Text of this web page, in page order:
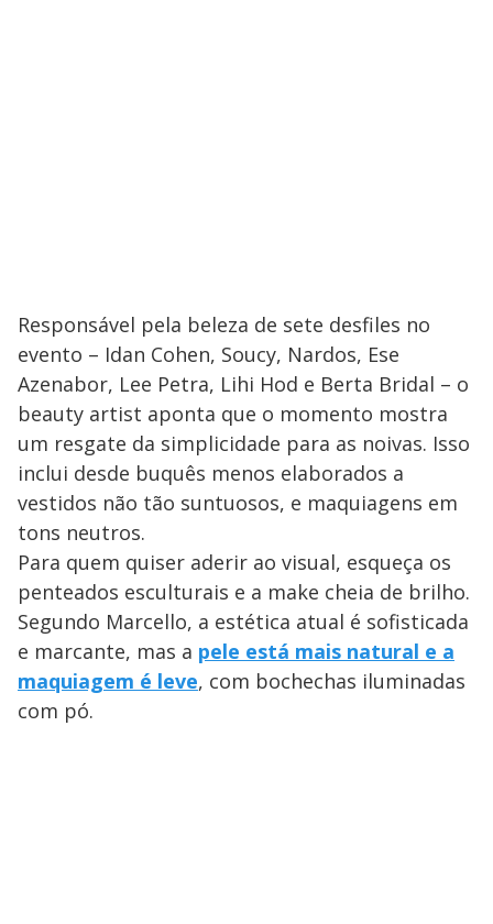
Responsável pela beleza de sete desfiles no
evento – Idan Cohen, Soucy, Nardos, Ese
Azenabor, Lee Petra, Lihi Hod e Berta Bridal – o
beauty artist aponta que o momento mostra
um resgate da simplicidade para as noivas. Isso
inclui desde buquês menos elaborados a
vestidos não tão suntuosos, e maquiagens em
tons neutros.
Para quem quiser aderir ao visual, esqueça os
penteados esculturais e a make cheia de brilho.
Segundo Marcello, a estética atual é sofisticada
e marcante, mas a pele está mais natural e a
maquiagem é leve, com bochechas iluminadas
com pó.